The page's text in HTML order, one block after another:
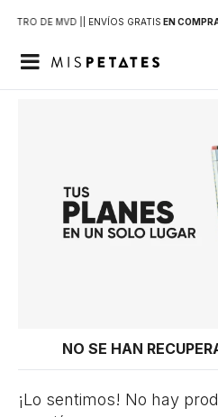
DE MVD | | ENVÍOS GRATIS EN

NO SE HAN
¡Lo sentimos! No hay